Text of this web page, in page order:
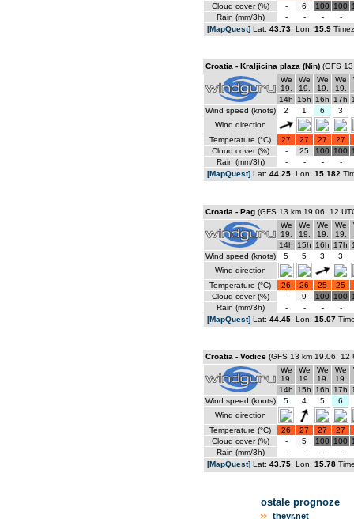
Cloud cover (%)
- 6 100 100
Rain (mm/3h)
- - -
-
[MapQuest] Lat: 43.73 , Lon: 15.9
Croatia - Kraljicina plaza (Nin) (GFS
We
19.
We
19.
We
19.
We
19.
14h 15h 16h 17h
Wind speed (knots)
2 1 6
3
Wind direction
Temperature (°C)
27 27 27
27
Cloud cover (%)
- 25 100 100
Rain (mm/3h)
- - -
-
[MapQuest] Lat: 44.25, Lon: 15.182
Croatia - Pag (GFS 13 km 19.06. 12
We
19.
We
19.
We
19.
We
19.
14h
15h 16h 17h
Wind speed (knots)
5 5 3
3
Wind direction
Temperature (°C)
26 26 25
25
Cloud cover (%)
- 9 100 100
Rain (mm/3h)
- - -
-
[MapQuest] Lat: 44.45 , Lon: 15.07
Croatia - Vodice (GFS 13 km 19.06. 12
We
19.
We
19.
We
19.
We
19.
14h
15h 16h 17h
Wind speed (knots)
5 4 5
6
Wind direction
Temperature (°C)
26 27 27
27
Cloud cover (%)
- 5 100 100
Rain (mm/3h)
- - -
-
[MapQuest] Lat: 43.75 , Lon: 15.78
ostale prognoze
theyr.net